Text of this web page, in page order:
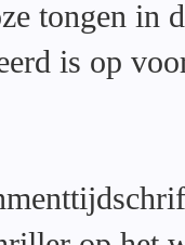
tongen in
is op